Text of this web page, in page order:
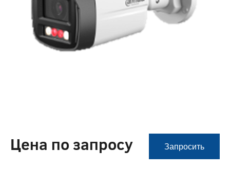
Цена по запросу Запросить